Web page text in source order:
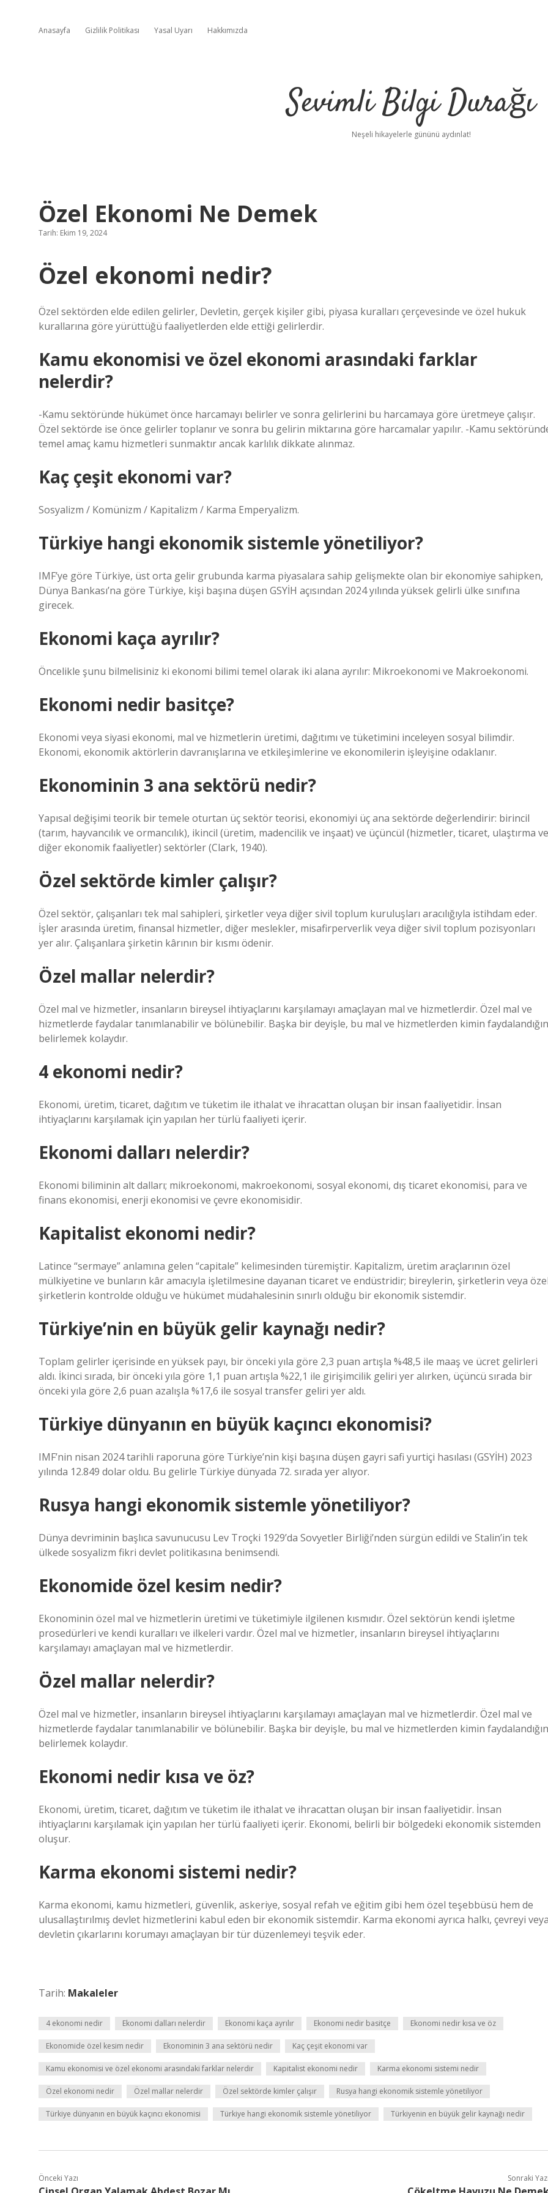
Anasayfa Gizlilik Politikası Yasal Uyarı Hakkımızda
Sevimli Bilgi Durağı
Neşeli hikayelerle gününü aydınlat!
Özel Ekonomi Ne Demek
Tarih: Ekim 19, 2024
Özel ekonomi nedir?
Özel sektörden elde edilen gelirler, Devletin, gerçek kişiler gibi, piyasa kuralları çerçevesinde ve özel hukuk
kurallarına göre yürüttüğü faaliyetlerden elde ettiği gelirlerdir.
Kamu ekonomisi ve özel ekonomi arasındaki farklar
nelerdir?
-Kamu sektöründe hükümet önce harcamayı belirler ve sonra gelirlerini bu harcamaya göre üretmeye çalışır.
Özel sektörde ise önce gelirler toplanır ve sonra bu gelirin miktarına göre harcamalar yapılır. -Kamu
temel amaç kamu hizmetleri sunmaktır ancak karlılık dikkate alınmaz.
Kaç çeşit ekonomi var?
Sosyalizm / Komünizm / Kapitalizm / Karma Emperyalizm.
Türkiye hangi ekonomik sistemle yönetiliyor?
IMF’ye göre Türkiye, üst orta gelir grubunda karma piyasalara sahip gelişmekte olan bir ekonomiye sahipken,
Dünya Bankası’na göre Türkiye, kişi başına düşen GSYİH açısından 2024 yılında yüksek gelirli ülke sınıfına
girecek.
Ekonomi kaça ayrılır?
Öncelikle şunu bilmelisiniz ki ekonomi bilimi temel olarak iki alana ayrılır: Mikroekonomi ve Makroekonomi.
Ekonomi nedir basitçe?
Ekonomi veya siyasi ekonomi, mal ve hizmetlerin üretimi, dağıtımı ve tüketimini inceleyen sosyal bilimdir.
Ekonomi, ekonomik aktörlerin davranışlarına ve etkileşimlerine ve ekonomilerin işleyişine odaklanır.
Ekonominin 3 ana sektörü nedir?
Yapısal değişimi teorik bir temele oturtan üç sektör teorisi, ekonomiyi üç ana sektörde değerlendirir: birincil
(tarım, hayvancılık ve ormancılık), ikincil (üretim, madencilik ve inşaat) ve üçüncül (hizmetler, ticaret, ulaştırma ve
diğer ekonomik faaliyetler) sektörler (Clark, 1940).
Özel sektörde kimler çalışır?
Özel sektör, çalışanları tek mal sahipleri, şirketler veya diğer sivil toplum kuruluşları aracılığıyla istihdam eder.
İşler arasında üretim, finansal hizmetler, diğer meslekler, misafirperverlik veya diğer sivil toplum pozisyonları
yer alır. Çalışanlara şirketin kârının bir kısmı ödenir.
Özel mallar nelerdir?
Özel mal ve hizmetler, insanların bireysel ihtiyaçlarını karşılamayı amaçlayan mal ve hizmetlerdir. Özel mal ve
hizmetlerde faydalar tanımlanabilir ve bölünebilir. Başka bir deyişle, bu mal ve hizmetlerden kimin
belirlemek kolaydır.
4 ekonomi nedir?
Ekonomi, üretim, ticaret, dağıtım ve tüketim ile ithalat ve ihracattan oluşan bir insan faaliyetidir. İnsan
ihtiyaçlarını karşılamak için yapılan her türlü faaliyeti içerir.
Ekonomi dalları nelerdir?
Ekonomi biliminin alt dalları; mikroekonomi, makroekonomi, sosyal ekonomi, dış ticaret ekonomisi, para ve
finans ekonomisi, enerji ekonomisi ve çevre ekonomisidir.
Kapitalist ekonomi nedir?
Latince “sermaye” anlamına gelen “capitale” kelimesinden türemiştir. Kapitalizm, üretim araçlarının özel
mülkiyetine ve bunların kâr amacıyla işletilmesine dayanan ticaret ve endüstridir; bireylerin, şirketlerin veya
şirketlerin kontrolde olduğu ve hükümet müdahalesinin sınırlı olduğu bir ekonomik sistemdir.
Türkiye’nin en büyük gelir kaynağı nedir?
Toplam gelirler içerisinde en yüksek payı, bir önceki yıla göre 2,3 puan artışla %48,5 ile maaş ve ücret gelirleri
aldı. İkinci sırada, bir önceki yıla göre 1,1 puan artışla %22,1 ile girişimcilik geliri yer alırken, üçüncü sırada bir
önceki yıla göre 2,6 puan azalışla %17,6 ile sosyal transfer geliri yer aldı.
Türkiye dünyanın en büyük kaçıncı ekonomisi?
IMF’nin nisan 2024 tarihli raporuna göre Türkiye’nin kişi başına düşen gayri safi yurtiçi hasılası (GSYİH) 2023
yılında 12.849 dolar oldu. Bu gelirle Türkiye dünyada 72. sırada yer alıyor.
Rusya hangi ekonomik sistemle yönetiliyor?
Dünya devriminin başlıca savunucusu Lev Troçki 1929’da Sovyetler Birliği’nden sürgün edildi ve Stalin’in tek
ülkede sosyalizm fikri devlet politikasına benimsendi.
Ekonomide özel kesim nedir?
Ekonominin özel mal ve hizmetlerin üretimi ve tüketimiyle ilgilenen kısmıdır. Özel sektörün kendi işletme
prosedürleri ve kendi kuralları ve ilkeleri vardır. Özel mal ve hizmetler, insanların bireysel ihtiyaçlarını
karşılamayı amaçlayan mal ve hizmetlerdir.
Özel mallar nelerdir?
Özel mal ve hizmetler, insanların bireysel ihtiyaçlarını karşılamayı amaçlayan mal ve hizmetlerdir. Özel mal ve
hizmetlerde faydalar tanımlanabilir ve bölünebilir. Başka bir deyişle, bu mal ve hizmetlerden kimin
belirlemek kolaydır.
Ekonomi nedir kısa ve öz?
Ekonomi, üretim, ticaret, dağıtım ve tüketim ile ithalat ve ihracattan oluşan bir insan faaliyetidir. İnsan
ihtiyaçlarını karşılamak için yapılan her türlü faaliyeti içerir. Ekonomi, belirli bir bölgedeki ekonomik sistemden
oluşur.
Karma ekonomi sistemi nedir?
Karma ekonomi, kamu hizmetleri, güvenlik, askeriye, sosyal refah ve eğitim gibi hem özel teşebbüsü hem de
ulusallaştırılmış devlet hizmetlerini kabul eden bir ekonomik sistemdir. Karma ekonomi ayrıca halkı, çevreyi
devletin çıkarlarını korumayı amaçlayan bir tür düzenlemeyi teşvik eder.
Tarih: Makaleler
4 ekonomi nedir Ekonomi dalları nelerdir Ekonomi kaça ayrılır Ekonomi nedir basitçe Ekonomi nedir kısa ve öz
Ekonomide özel kesim nedir Ekonominin 3 ana sektörü nedir Kaç çeşit ekonomi var
Kamu ekonomisi ve özel ekonomi arasındaki farklar nelerdir Kapitalist ekonomi nedir Karma ekonomi sistemi nedir
Özel ekonomi nedir Özel mallar nelerdir Özel sektörde kimler çalışır Rusya hangi ekonomik sistemle yönetiliyor
Türkiye dünyanın en büyük kaçıncı ekonomisi Türkiye hangi ekonomik sistemle yönetiliyor Türkiyenin en büyük gelir kaynağı nedir
Önceki Yazı Sonraki